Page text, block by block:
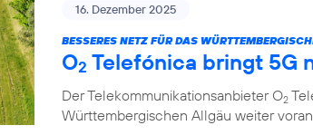
16. Dezember 2025
BESSERES NETZ FÜR DAS
O2 Telefónica bringt 5G
Der Telekommunikationsanbieter O2
Württembergischen Allgäu weiter voran